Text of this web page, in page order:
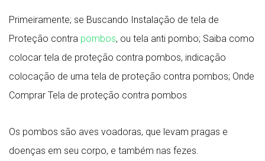
Primeiramente; se Buscando Instalação de tela de
Proteção contra pombos, ou tela anti pombo; Saiba como
colocar tela de proteção contra pombos, indicação
colocação de uma tela de proteção contra pombos; Onde
Comprar Tela de proteção contra pombos
Os pombos são aves voadoras, que levam pragas e
doenças em seu corpo, e também nas fezes.